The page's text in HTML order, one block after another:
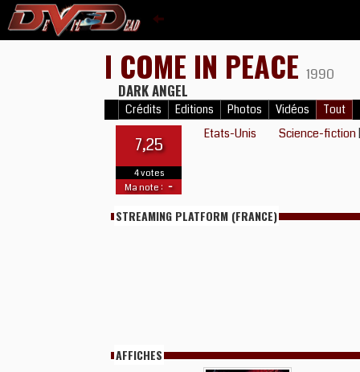
I COME IN PEACE 1990
DARK ANGEL
Crédits Editions Photos Vidéos Tout
7,25
4 votes
Ma note : -
Etats-Unis Science-fiction
STREAMING PLATFORM (FRANCE)
AFFICHES